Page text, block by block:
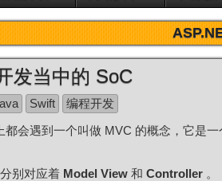
发当中的 SoC
Swift
编程开发
会遇到一个叫做 MVC 的概念，它是
别对应着 Model View 和 Controller 。